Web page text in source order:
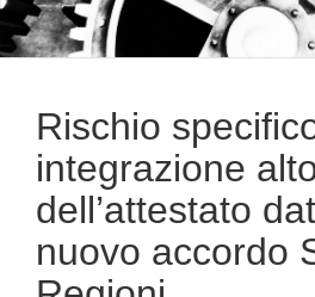
Rischio
integrazione
dell’attestato
nuovo accordo